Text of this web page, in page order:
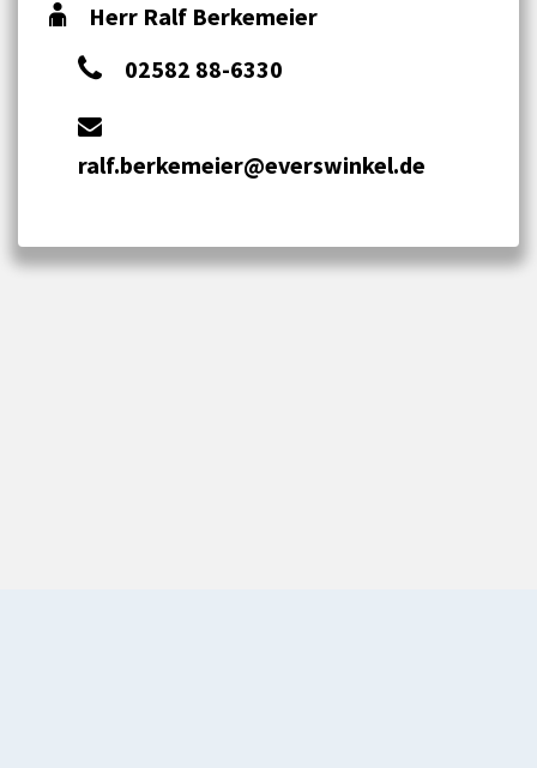
Herr Ralf Berkemeier
02582 88-6330
ralf.berkemeier@everswinkel.de